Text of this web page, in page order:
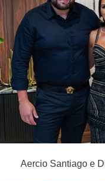
Aercio Santiago e